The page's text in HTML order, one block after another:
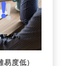
度低）